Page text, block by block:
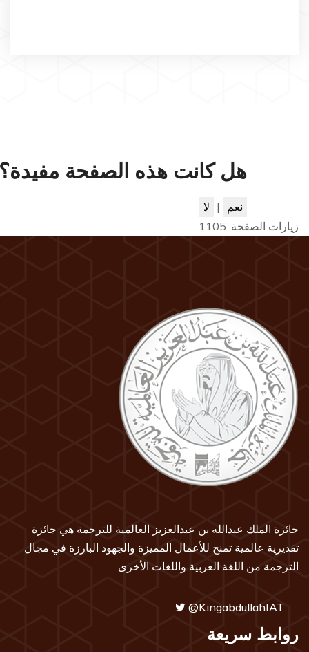
هل كانت هذه الصفحة
نعم | لا
زيارات الصفحة: 1105
جائزة الملك عبدالله بن عبدالعزيز العالمية للترجمة هي جائزة
تقديرية عالمية تمنح للأعمال المميزة والجهود البارزة في مجال
الترجمة من اللغة العربية واللغات الأخرى
@KingabdullahIAT
روابط سريعة